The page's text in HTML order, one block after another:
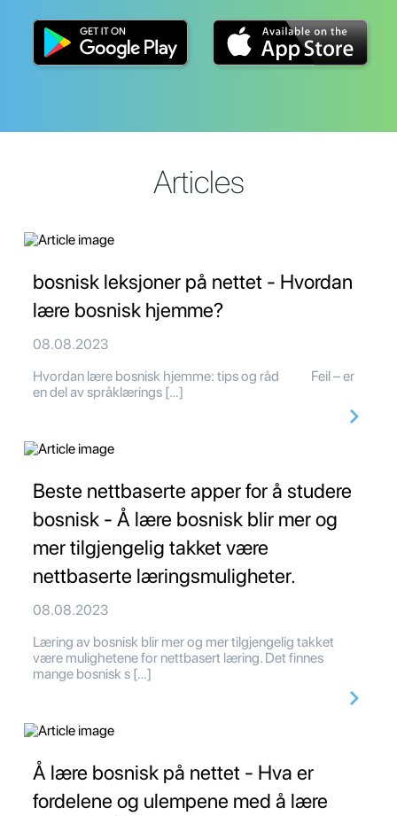
Articles
bosnisk leksjoner på nettet - Hvordan
lære bosnisk hjemme?
08.08.2023
Hvordan lære bosnisk hjemme: tips og råd Feil – er
en del av språklærings […]
Beste nettbaserte apper for å studere
bosnisk - Å lære bosnisk blir mer og
mer tilgjengelig takket være
nettbaserte læringsmuligheter.
08.08.2023
Læring av bosnisk blir mer og mer tilgjengelig takket
være mulighetene for nettbasert læring. Det finnes
mange bosnisk s […]
Å lære bosnisk på nettet - Hva er
fordelene og ulempene med å lære